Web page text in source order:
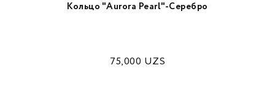
Кольцо "Aurora Pearl"-Серебро
75,000 UZS